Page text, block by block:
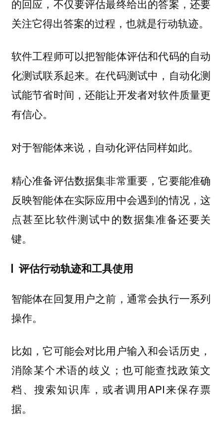
的回应，不仅要评估最终给出的答案，还要
关注它得出答案的过程，也就是行动轨迹。
软件工程师可以把智能体评估和代码的自动
化测试联系起来。在代码测试中，自动化测
试能节省时间，还能让开发者对软件质量更
有信心。
对于智能体来说，自动化评估同样如此。
精心准备评估数据集非常重要，它要能准确
反映智能体在实际应用中会遇到的情况，这
点甚至比软件测试中的数据集准备还要关
键。
评估行动轨迹和工具使用
智能体在回复用户之前，通常会执行一系列
操作。
比如，它可能会对比用户输入和会话历史，
消除某个术语的歧义；也可能查找政策文
档、搜索知识库，或者调用API来保存票
据。